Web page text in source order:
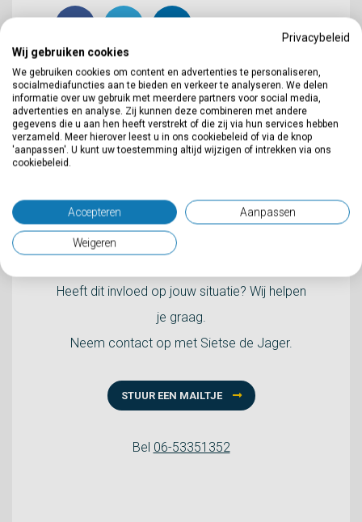
Sietse de Jager
Heeft dit invloed op jouw situatie? Wij helpen
je graag.
Neem contact op met Sietse de Jager.
STUUR EEN MAILTJE
Bel 06-53351352
Privacybeleid
Wij gebruiken cookies
We gebruiken cookies om content en advertenties te personaliseren,
socialmediafuncties aan te bieden en verkeer te analyseren. We delen
informatie over uw gebruik met meerdere partners voor social media,
advertenties en analyse. Zij kunnen deze combineren met andere
gegevens die u aan hen heeft verstrekt of die zij via hun services hebben
verzameld. Meer hierover leest u in ons cookiebeleid of via de knop
'aanpassen'. U kunt uw toestemming altijd wijzigen of intrekken via ons
cookiebeleid.
Accepteren Aanpassen
Weigeren